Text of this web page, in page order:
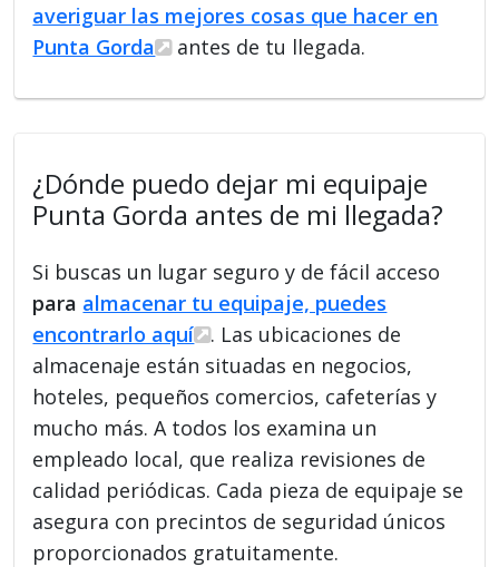
averiguar las mejores cosas que hacer en
Punta Gorda
antes de tu llegada.
¿Dónde puedo dejar mi equipaje
Punta Gorda antes de mi llegada?
Si buscas un lugar seguro y de fácil acceso
para almacenar tu equipaje, puedes
encontrarlo aquí
. Las ubicaciones de
almacenaje están situadas en negocios,
hoteles, pequeños comercios, cafeterías y
mucho más. A todos los examina un
empleado local, que realiza revisiones de
calidad periódicas. Cada pieza de equipaje se
asegura con precintos de seguridad únicos
proporcionados gratuitamente.